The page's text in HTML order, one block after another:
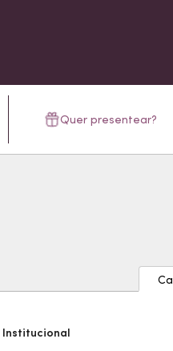
Quer presentear?
Institucional